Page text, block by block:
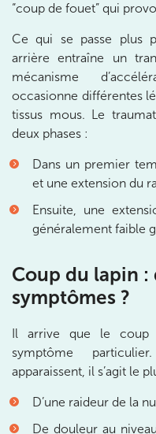
“coup de fouet” qui
Ce qui se passe plus
arrière entraîne un
mécanisme
occasionne différentes
tissus mous. Le
deux phases :
Dans un premier
et une extension du
Ensuite, une
généralement faible
Coup du lapin :
symptômes ?
Il arrive que le coup
symptôme
apparaissent, il s’agit le
D’une raideur de la
De douleur au
Prenez RDV sur
Prenez RDV sur
IK CHÂTENAY-
380 Av. de la
Châtenay-
380 Av. de la
01 43 50 05 24
Prenez RDV sur
Prenez RDV sur
IK PARIS 17 –
68 Av. de
68 Av. de
01 44 90 90 40
Prenez RDV sur